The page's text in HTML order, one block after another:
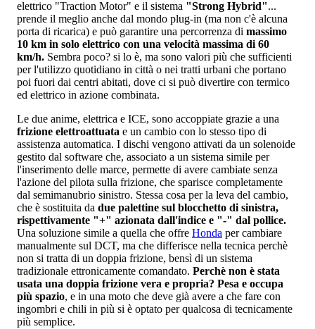
elettrico "Traction Motor" e il sistema "Strong Hybrid"...
prende il meglio anche dal mondo plug-in (ma non c'è alcuna
porta di ricarica) e può garantire una percorrenza di massimo
10 km in solo elettrico con una velocità massima di 60
km/h. Sembra poco? si lo è, ma sono valori più che sufficienti
per l'utilizzo quotidiano in città o nei tratti urbani che portano
poi fuori dai centri abitati, dove ci si può divertire con termico
ed elettrico in azione combinata.
Le due anime, elettrica e ICE, sono accoppiate grazie a una
frizione elettroattuata e un cambio con lo stesso tipo di
assistenza automatica. I dischi vengono attivati da un solenoide
gestito dal software che, associato a un sistema simile per
l'inserimento delle marce, permette di avere cambiate senza
l'azione del pilota sulla frizione, che sparisce completamente
dal semimanubrio sinistro. Stessa cosa per la leva del cambio,
che è sostituita da due palettine sul blocchetto di sinistra,
rispettivamente "+" azionata dall'indice e "-" dal pollice.
Una soluzione simile a quella che offre Honda per cambiare
manualmente sul DCT, ma che differisce nella tecnica perchè
non si tratta di un doppia frizione, bensì di un sistema
tradizionale ettronicamente comandato. Perchè non è stata
usata una doppia frizione vera e propria? Pesa e occupa
più spazio, e in una moto che deve già avere a che fare con
ingombri e chili in più si è optato per qualcosa di tecnicamente
più semplice.